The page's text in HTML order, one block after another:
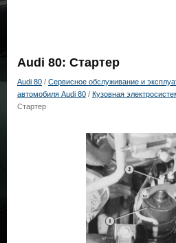
Audi 80: Стартер
Audi 80 / Сервисное обслуживание и
автомобиля Audi 80 / Кузовная
Стартер